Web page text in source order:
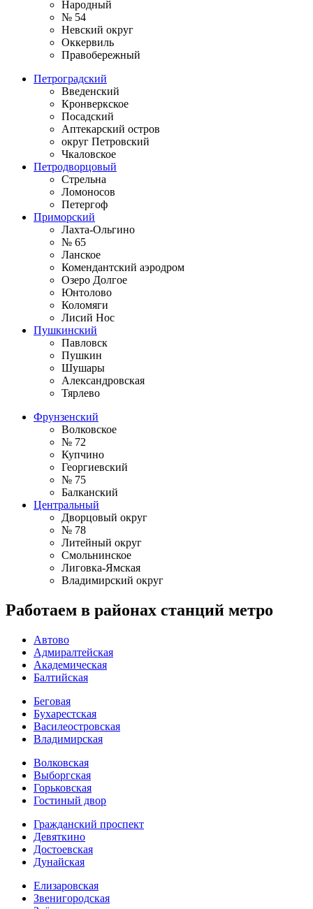
Народный
№ 54
Невский округ
Оккервиль
Правобережный
Петроградский
Введенский
Кронверкское
Посадский
Аптекарский остров
округ Петровский
Чкаловское
Петродворцовый
Стрельна
Ломоносов
Петергоф
Приморский
Лахта-Ольгино
№ 65
Ланское
Комендантский аэродром
Озеро Долгое
Юнтолово
Коломяги
Лисий Нос
Пушкинский
Павловск
Пушкин
Шушары
Александровская
Тярлево
Фрунзенский
Волковское
№ 72
Купчино
Георгиевский
№ 75
Балканский
Центральный
Дворцовый округ
№ 78
Литейный округ
Смольнинское
Лиговка-Ямская
Владимирский округ
Работаем в районах станций метро
Автово
Адмиралтейская
Академическая
Балтийская
Беговая
Бухарестская
Василеостровская
Владимирская
Волковская
Выборгская
Горьковская
Гостиный двор
Гражданский проспект
Девяткино
Достоевская
Дунайская
Елизаровская
Звенигородская